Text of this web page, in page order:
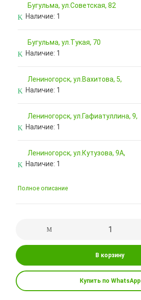
Бугульма, ул.Советская, 82
Наличие: 1
Бугульма, ул.Тукая, 70
Наличие: 1
Лениногорск, ул.Вахитова, 5,
Наличие: 1
Лениногорск, ул.Гафиатуллина, 9,
Наличие: 1
Лениногорск, ул.Кутузова, 9А,
Наличие: 1
Полное описание
В корзину
Купить по WhatsApp